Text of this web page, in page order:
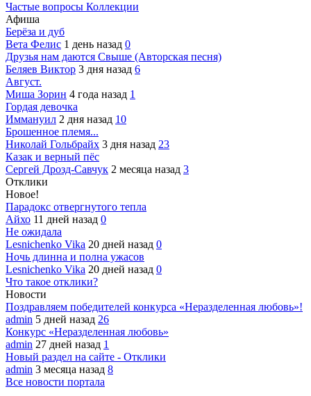
Частые вопросы Коллекции
Афиша
Берёза и дуб
Вета Фелис 1 день назад 0
Друзья нам даются Свыше (Авторская песня)
Беляев Виктор 3 дня назад 6
Август.
Миша Зорин 4 года назад 1
Гордая девочка
Иммануил 2 дня назад 10
Брошенное племя...
Николай Гольбрайх 3 дня назад 23
Казак и верный пёс
Сергей Дрозд-Савчук 2 месяца назад 3
Отклики
Новое!
Парадокс отвергнутого тепла
Айхо 11 дней назад 0
Не ожидала
Lesnichenko Vika 20 дней назад 0
Ночь длинна и полна ужасов
Lesnichenko Vika 20 дней назад 0
Что такое отклики?
Новости
Поздравляем победителей конкурса «Неразделенная любовь»!
admin 5 дней назад 26
Конкурс «Неразделенная любовь»
admin 27 дней назад 1
Новый раздел на сайте - Отклики
admin 3 месяца назад 8
Все новости портала